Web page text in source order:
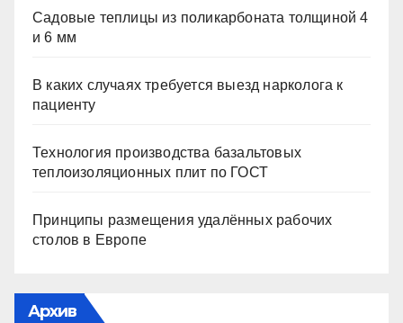
Садовые теплицы из поликарбоната толщиной 4
и 6 мм
В каких случаях требуется выезд нарколога к
пациенту
Технология производства базальтовых
теплоизоляционных плит по ГОСТ
Принципы размещения удалённых рабочих
столов в Европе
Архив